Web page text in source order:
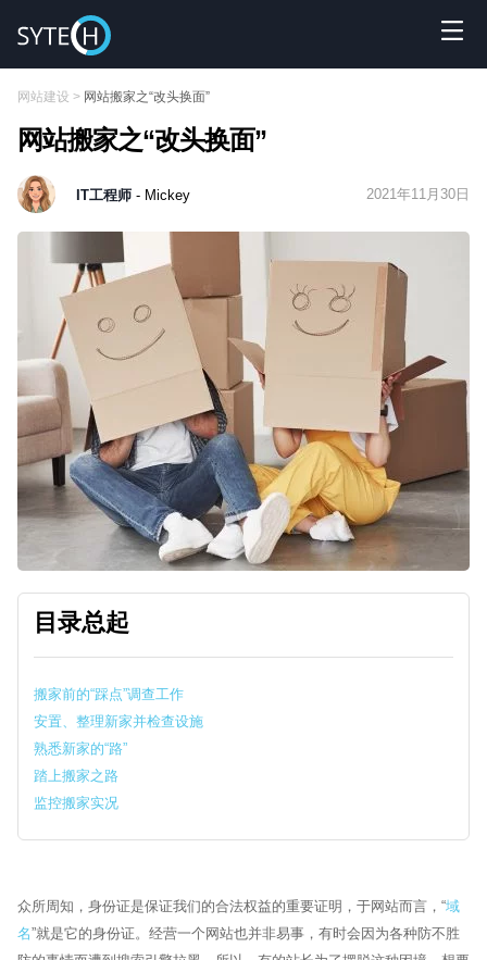
网站建设 > 网站搬家之“改头换面”
网站搬家之“改头换面”
IT工程师 - Mickey 2021年11月30日
目录总起
搬家前的“踩点”调查工作
安置、整理新家并检查设施
熟悉新家的“路”
踏上搬家之路
监控搬家实况
众所周知，身份证是保证我们的合法权益的重要证明，于网站而言，“域
名”就是它的身份证。经营一个网站也并非易事，有时会因为各种防不胜
🏆 17+年行业经验 🌍 60+跨国品牌 🤝 谷歌官方合作伙伴